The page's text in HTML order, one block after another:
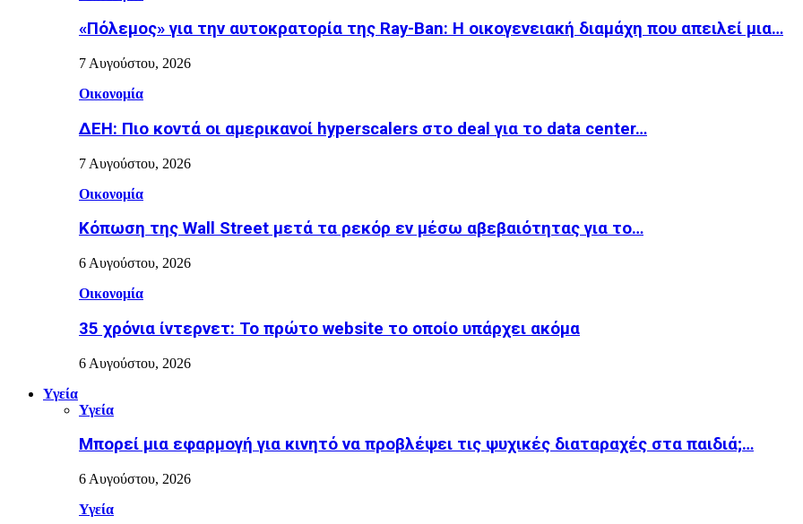
«Πόλεμος» για την αυτοκρατορία της Ray-Ban: Η οικογενειακή διαμάχη που απειλεί μια…
7 Αυγούστου, 2026
Οικονομία
ΔΕΗ: Πιο κοντά οι αμερικανοί hyperscalers στο deal για το data center…
7 Αυγούστου, 2026
Οικονομία
Κόπωση της Wall Street μετά τα ρεκόρ εν μέσω αβεβαιότητας για το…
6 Αυγούστου, 2026
Οικονομία
35 χρόνια ίντερνετ: Το πρώτο website το οποίο υπάρχει ακόμα
6 Αυγούστου, 2026
Υγεία
Υγεία
Μπορεί μια εφαρμογή για κινητό να προβλέψει τις ψυχικές διαταραχές στα παιδιά;…
6 Αυγούστου, 2026
Υγεία